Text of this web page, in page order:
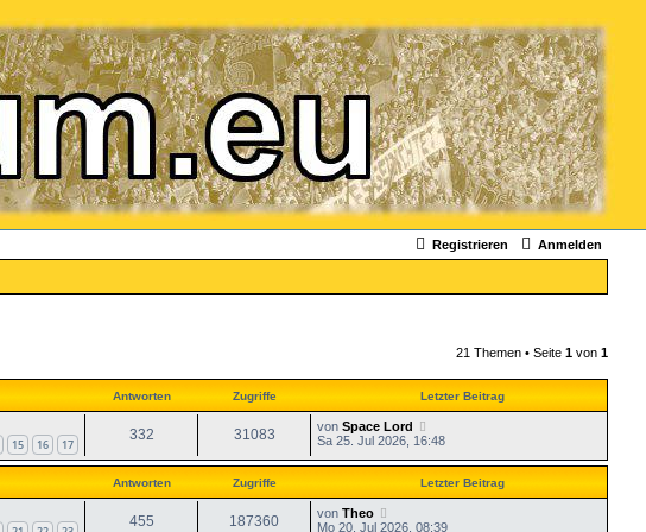
Anmelden
Registrieren
21 Themen • Seite 1 von 1
Antworten Zugriffe Letzter Beitrag
15 16 17
332 31083 von Space Lord
Sa 25. Jul 2026, 16:48
Antworten Zugriffe Letzter Beitrag
455 187360 von Theo
Mo 20. Jul 2026, 08:39